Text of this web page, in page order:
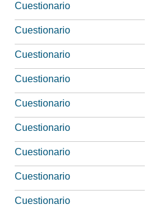
Cuestionario
Cuestionario
Cuestionario
Cuestionario
Cuestionario
Cuestionario
Cuestionario
Cuestionario
Cuestionario